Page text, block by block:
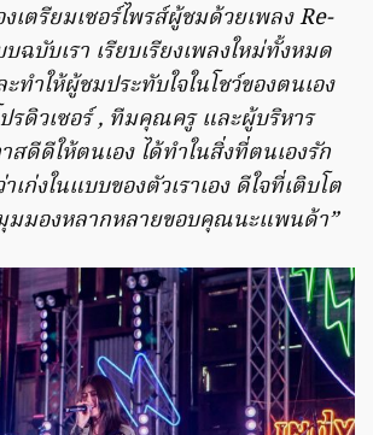
เตรียมเซอร์ไพรส์ผู้ชมด้วยเพลง Re-
บับเรา เรียบเรียงเพลงใหม่ทั้งหมด
ทำให้ผู้ชมประทับใจในโชว์ของตนเอง
รดิวเซอร์ , ทีมคุณครู และผู้บริหาร
สดีดีให้ตนเอง ได้ทำในสิ่งที่ตนเองรัก
เก่งในแบบของตัวเราเอง ดีใจที่เติบโต
มมองหลากหลายขอบคุณนะแพนด้า”